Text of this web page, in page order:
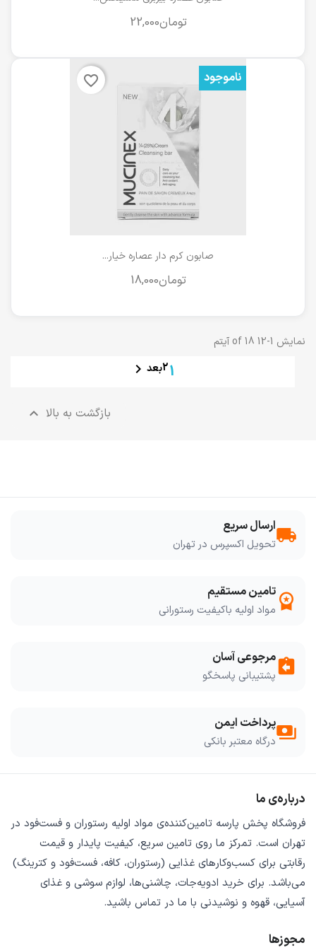
‎تومان22,000
صابون کرم دار عصاره خیار...
‎تومان18,000
ناموجود favorite_border
نمایش 1-12 of 18 آیتم
1
2بعد 
بازگشت به بالا 
local_shippingارسال سریع
تحویل اکسپرس در تهران
workspace_premium تامین مستقیم
مواد اولیه باکیفیت رستورانی
assignment_returnمرجوعی آسان
پشتیبانی پاسخگو
paymentsپرداخت ایمن
درگاه معتبر بانکی
درباره‌ی ما
فروشگاه پخش پارسه تامین‌کننده‌ی مواد اولیه رستوران و فست‌فود در
تهران است. تمرکز ما روی تامین سریع، کیفیت پایدار و قیمت
رقابتی برای کسب‌وکارهای غذایی (رستوران، کافه، فست‌فود و کترینگ)
می‌باشد. برای خرید ادویه‌جات، چاشنی‌ها، لوازم سوشی و غذای
آسیایی، قهوه و نوشیدنی با ما در تماس باشید.
مجوزها